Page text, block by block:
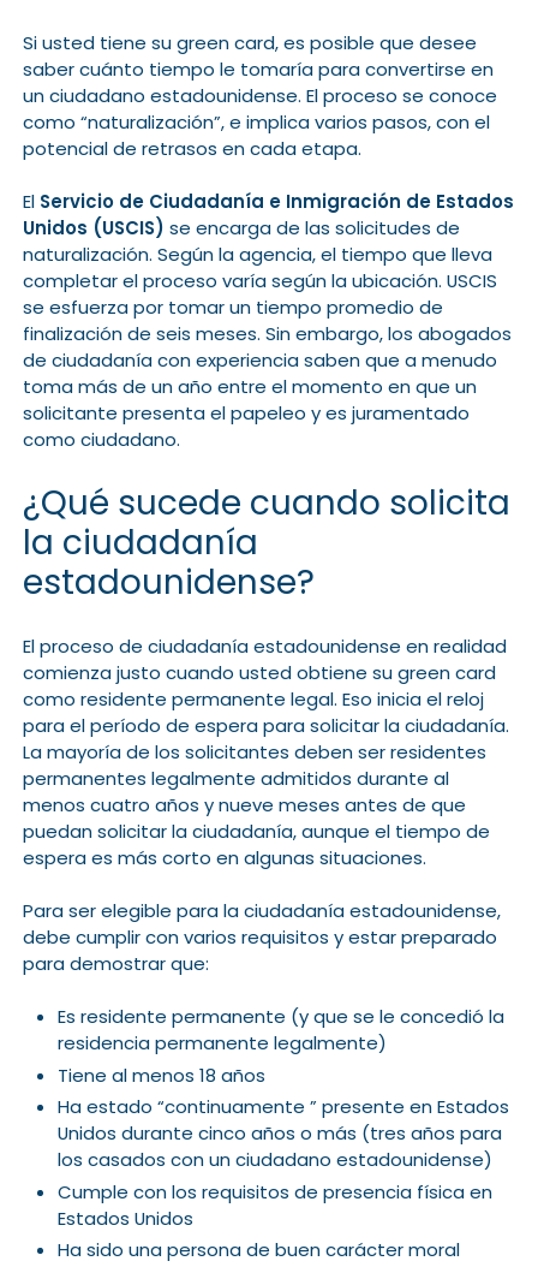
Si usted tiene su green card, es posible que desee
saber cuánto tiempo le tomaría para convertirse en
un ciudadano estadounidense. El proceso se conoce
como “naturalización”, e implica varios pasos, con el
potencial de retrasos en cada etapa.
El Servicio de Ciudadanía e Inmigración de Estados
Unidos (USCIS) se encarga de las solicitudes de
naturalización. Según la agencia, el tiempo que lleva
completar el proceso varía según la ubicación. USCIS
se esfuerza por tomar un tiempo promedio de
finalización de seis meses. Sin embargo, los abogados
de ciudadanía con experiencia saben que a menudo
toma más de un año entre el momento en que un
solicitante presenta el papeleo y es juramentado
como ciudadano.
¿Qué sucede cuando solicita
la ciudadanía
estadounidense?
El proceso de ciudadanía estadounidense en realidad
comienza justo cuando usted obtiene su green card
como residente permanente legal. Eso inicia el reloj
para el período de espera para solicitar la ciudadanía.
La mayoría de los solicitantes deben ser residentes
permanentes legalmente admitidos durante al
menos cuatro años y nueve meses antes de que
puedan solicitar la ciudadanía, aunque el tiempo de
espera es más corto en algunas situaciones.
Para ser elegible para la ciudadanía estadounidense,
debe cumplir con varios requisitos y estar preparado
para demostrar que:
Es residente permanente (y que se le concedió la
residencia permanente legalmente)
Tiene al menos 18 años
Ha estado “continuamente ” presente en Estados
Unidos durante cinco años o más (tres años para
los casados con un ciudadano estadounidense)
Cumple con los requisitos de presencia física en
Estados Unidos
Ha sido una persona de buen carácter moral